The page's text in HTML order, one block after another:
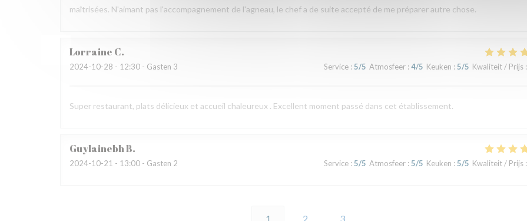
maîtrisées. N'aimant pas l'accompagnement de l'agneau, le chef a de suite accepté de me préparer autre chose.
Lorraine C
2024-10-28 - 12:30 - Gasten 3 Service: 5/5 Atmosfeer: 4/5 Keuken : 5/5 Kwaliteit / Prijs:
Super restaurant, plats délicieux et accueil chaleureux . Excellent moment passé dans cet établissement.
GuylainebhB
2024-10-21 - 13:00 - Gasten 2 Service: 5/5 Atmosfeer: 5/5 Keuken : 5/5 Kwaliteit / Prijs:
1 2 3